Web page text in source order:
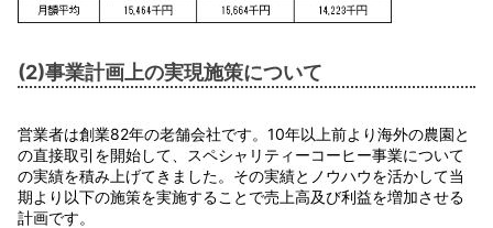
(2)事業計画上の実現施策について
営業者は創業82年の老舗会社です。10年以上前より海外の農園と
の直接取引を開始して、スペシャリティーコーヒー事業について
の実績を積み上げてきました。その実績とノウハウを活かして当
期より以下の施策を実施することで売上高及び利益を増加させる
計画です。